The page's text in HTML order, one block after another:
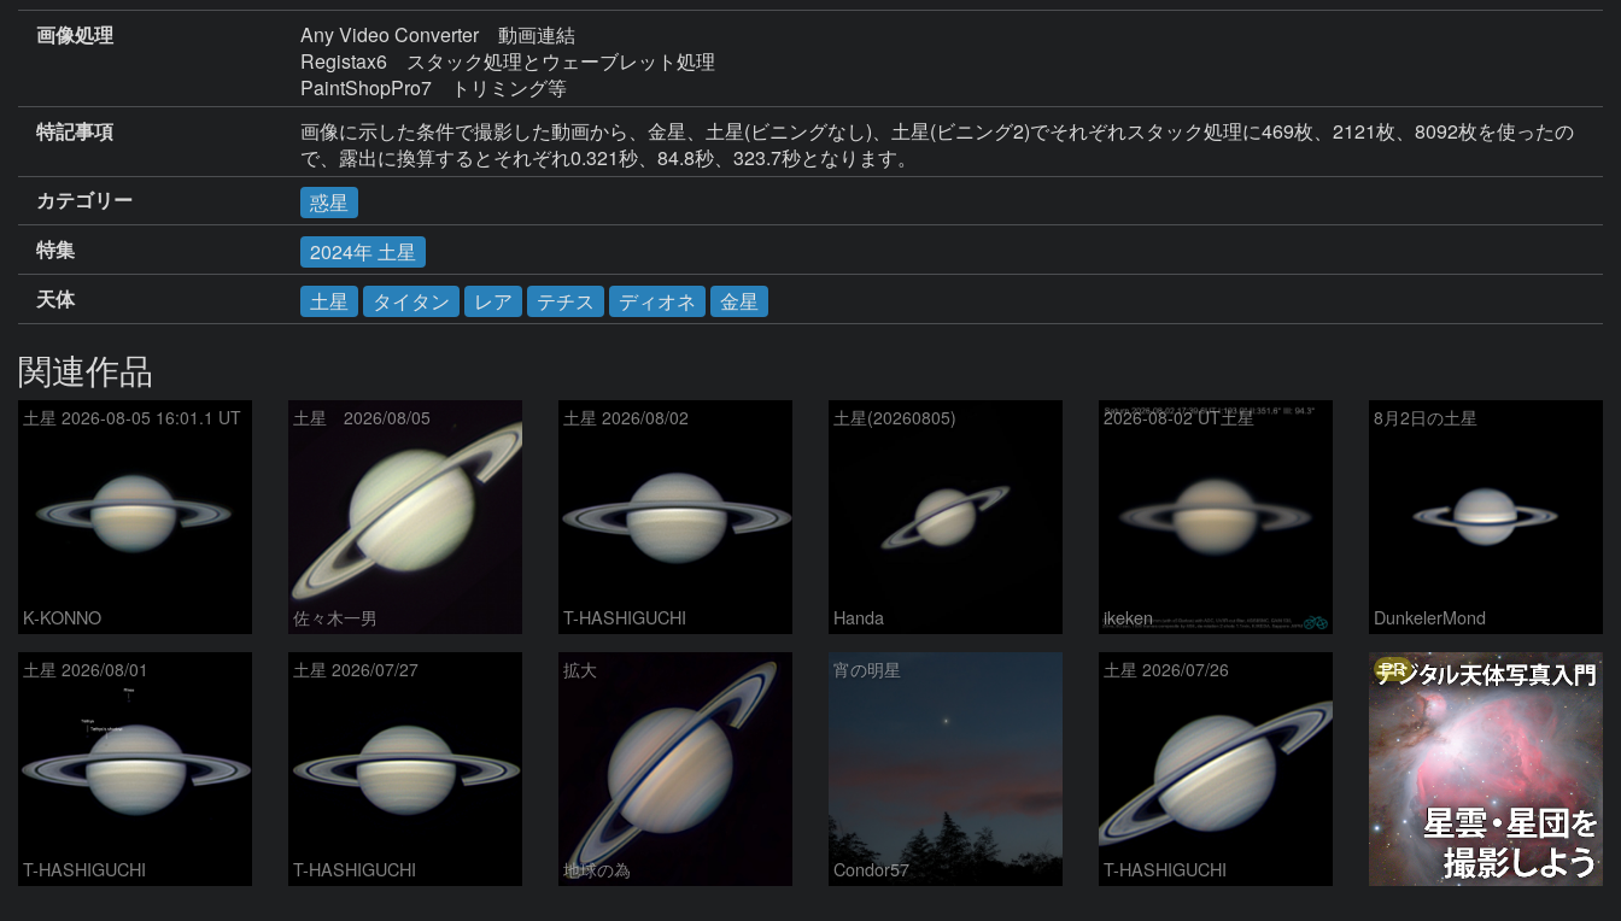
画像処理
Any Video Converter　動画連結
Registax6　スタック処理とウェーブレット処理
PaintShopPro7　トリミング等
特記事項
画像に示した条件で撮影した動画から、金星、土星(ビニングなし)、土星(ビニング2)でそれぞれスタック処理に469枚、2121枚、8092枚を使ったの
で、露出に換算するとそれぞれ0.321秒、84.8秒、323.7秒となります。
カテゴリー
惑星
特集
2024年 土星
天体
土星 タイタン レア テチス ディオネ 金星
関連作品
土星 2026-08-05 16:01.1 UT
K-KONNO
土星 2026/08/05
佐々木一男
土星 2026/08/02
T-HASHIGUCHI
土星(20260805)
Handa
2026-08-02 UT土星
ikeken
8月2日の土星
DunkelerMond
土星 2026/08/01
T-HASHIGUCHI
土星 2026/07/27
T-HASHIGUCHI
拡大
地球の為
宵の明星
Condor57
土星 2026/07/26
T-HASHIGUCHI
PR